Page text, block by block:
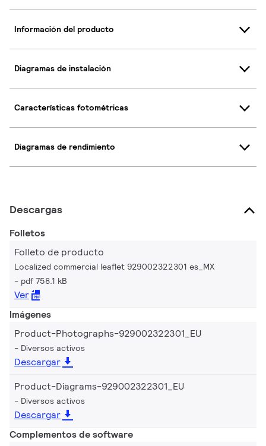
Información del producto
Diagramas de instalación
Características fotométricas
Diagramas de rendimiento
Descargas
Folletos
Folleto de producto
Localized commercial leaflet 929002322301 es_MX
pdf 758.1 kB
Ver
Imágenes
Product-Photographs-929002322301_EU
Diversos activos
Descargar
Product-Diagrams-929002322301_EU
Diversos activos
Descargar
Complementos de software